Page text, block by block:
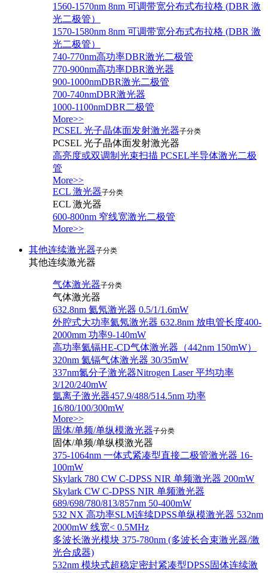
1560-1570nm 8nm 可调带宽分布式布拉格 (DBR 激
光二极管）
1570-1580nm 8nm 可调带宽分布式布拉格 (DBR 激
光二极管）
740-770nm高功率DBR激光二极管
770-900nm高功率DBR激光器
900-1000nmDBR激光二极管
700-740nmDBR激光器
1000-1100nmDBR二极管
More>>
PCSEL 光子晶体面发射激光器子分类
PCSEL 光子晶体面发射激光器
高亮度或双调制光束扫描 PCSEL半导体激光二极
管
More>>
ECL 激光器子分类
ECL 激光器
600-800nm 窄线宽激光二极管
More>>
其他连续激光器子分类
其他连续激光器
气体激光器子分类
气体激光器
632.8nm 氦氖激光器 0.5/1/1.6mW
外腔式大功率氦氖激光器 632.8nm 放电管长度400-
2000mm 功率9-140mW
高功率氦镉HE-CD气体激光器（442nm 150mW）
320nm 氦镉气体激光器 30/35mW
337nm氮分子激光器Nitrogen Laser 平均功率
3/120/240mW
氩离子激光器457.9/488/514.5nm 功率
16/80/100/300mW
More>>
固体/单频/单纵模激光器子分类
固体/单频/单纵模激光器
375-1064nm 一体式紧凑型直接二极管激光器 16-
100mW
Skylark 780 CW C-DPSS NIR 单频激光器 200mW
Skylark CW C-DPSS NIR 单频激光器
689/698/780/813/857nm 50-400mW
532 NX 高功率SLM连续DPSS单纵模激光器 532nm
2000mW 线宽< 0.5MHz
多波长激光模块 375-780nm (多波长合束激光器/激
光合成器)
532nm 模块式超稳定密封紧凑型DPSS固体连续激